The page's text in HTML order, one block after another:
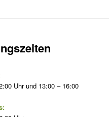
Uhr und 13:00 – 16:00